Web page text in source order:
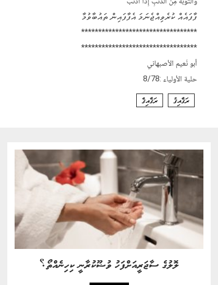
ފާފައެއް ކުރެވިއްޖެނަމަ އެފާފައިން ތައުބާވުމާ
**********************************
**********************************
أبو نُعيم الأصبهاني
حلية الأولياء :8/78
ރަޤާއިޤު ރަޤާއިޤް
ލޮލުގެ ސާޖަރީއަށްފަހު ވުޟޫކުރާނީ ކިހިނެއްތޯ؟